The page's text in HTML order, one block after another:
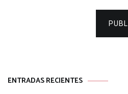
ENTRADAS RECIENTES